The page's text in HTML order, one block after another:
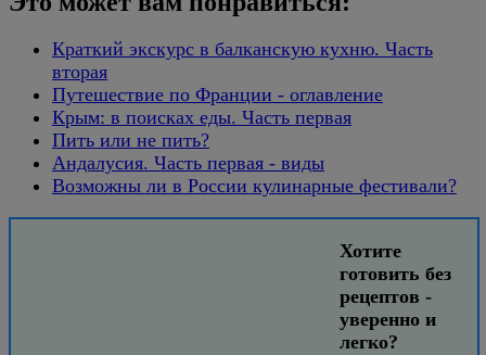
Краткий экскурс в балканскую кухню. Часть
вторая
Путешествие по Франции - оглавление
Крым: в поисках еды. Часть первая
Пить или не пить?
Андалусия. Часть первая - виды
Возможны ли в России кулинарные фестивали?
Хотите
готовить без
рецептов -
уверенно и
легко?